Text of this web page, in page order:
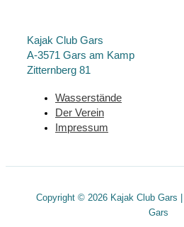
Kajak Club Gars
A-3571 Gars am Kamp
Zitternberg 81
Wasserstände
Der Verein
Impressum
Copyright © 2026 Kajak Club Gars
Gars